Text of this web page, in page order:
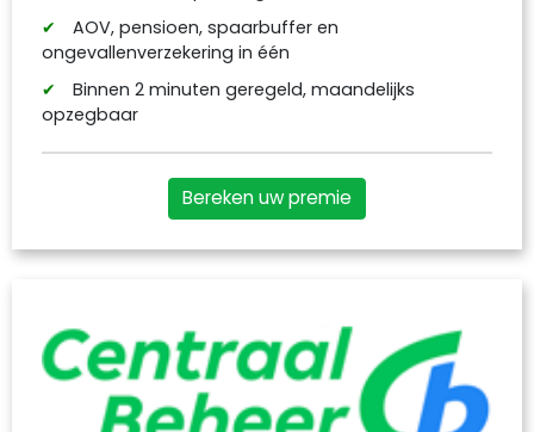
AOV, pensioen, spaarbuffer en
ongevallenverzekering in één
Binnen 2 minuten geregeld, maandelijks
opzegbaar
Bereken uw premie